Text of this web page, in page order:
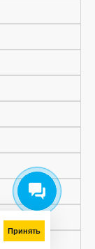
Принять